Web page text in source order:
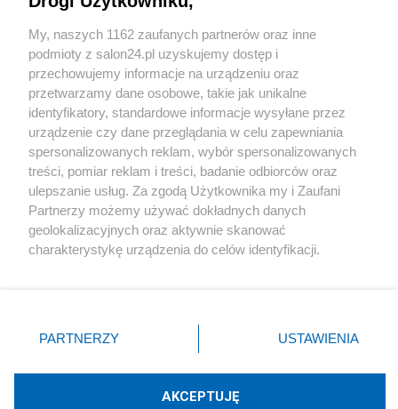
Sport
Społeczeństwo
Kultura
X Facebook Instagram Youtube
My, naszych 1162 zaufanych partnerów oraz inne
podmioty z salon24.pl uzyskujemy dostęp i
przechowujemy informacje na urządzeniu oraz
przetwarzamy dane osobowe, takie jak unikalne
identyfikatory, standardowe informacje wysyłane przez
urządzenie czy dane przeglądania w celu zapewniania
spersonalizowanych reklam, wybór spersonalizowanych
treści, pomiar reklam i treści, badanie odbiorców oraz
ulepszanie usług. Za zgodą Użytkownika my i Zaufani
Partnerzy możemy używać dokładnych danych
geolokalizacyjnych oraz aktywnie skanować
charakterystykę urządzenia do celów identyfikacji.
zmienić/wycofać klikając przycisk ustawień prywatności
znajdujący się w lewym dolnym rogu strony
rodzaje przetwarzania danych nie wymagają zgody
użytkownika, ale masz prawo sprzeciwić się takiemu
PARTNERZY USTAWIENIA
AKCEPTUJĘ